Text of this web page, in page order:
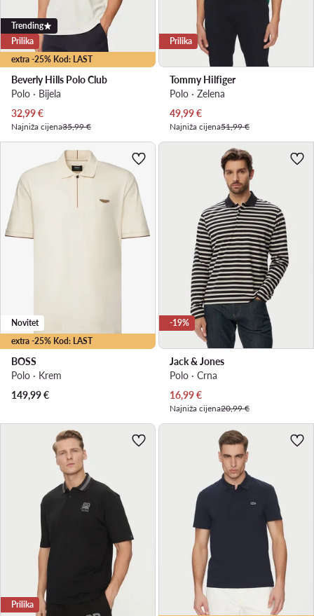
extra -25% Kod: LAST
Trending
Prilika
Beverly Hills Polo Club
Polo · Bijela
Trenutna cijena
32,99€
Najniža cijena35,99 €
Prilika
Tommy Hilfiger
Polo · Zelena
Trenutna cijena
49,99€
Najniža cijena51,99 €
extra -25% Kod: LAST
Novitet
BOSS
Polo · Krem
149,99€
-19%
Jack & Jones
Polo · Crna
Trenutna cijena
16,99€
Najniža cijena20,99 €
Prilika